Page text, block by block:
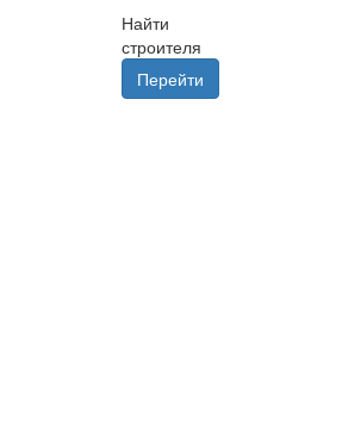
Найти
строителя
Перейти